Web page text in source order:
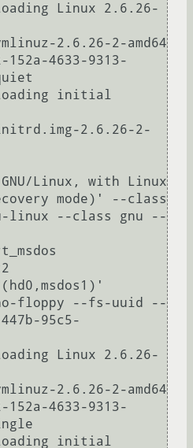
152a-4633-9313-
Linux, with Linux
mode)' --class
linux --class gnu --
95c5-
152a-4633-9313-